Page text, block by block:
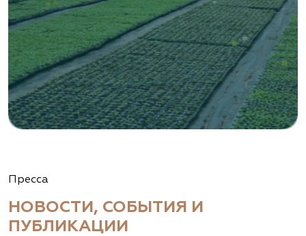
Пресса
НОВОСТИ, СОБЫТИЯ И
ПУБЛИКАЦИИ